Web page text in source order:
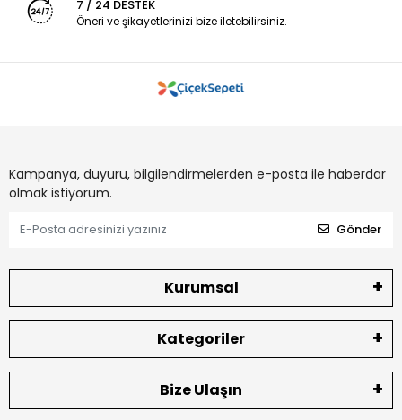
7 / 24 DESTEK
Öneri ve şikayetlerinizi bize iletebilirsiniz.
Kampanya, duyuru, bilgilendirmelerden e-posta ile haberdar
olmak istiyorum.
Gönder
Kurumsal
Kategoriler
Bize Ulaşın